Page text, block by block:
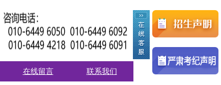
在线留言 联系我们